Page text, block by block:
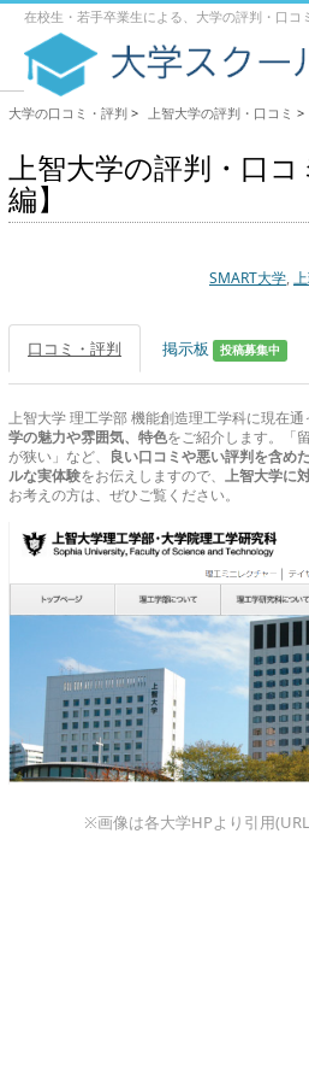
在校生・若手卒業生による、大学の評判・口コ
大学の口コミ・評判 > 上智大学の評判・口コミ >
上智大学の評判・口
編】
SMART大学,
口コミ・評判 掲示板 投稿募集中
上智大学 理工学部 機能創造理工学科に現在通
学の魅力や雰囲気、特色をご紹介します。「
が狭い」など、
良い口コミや悪い評判を含め
ルな実体験をお伝えしますので、 上智大学に
お考えの方は、ぜひご覧ください。
※画像は各大学HPより引用